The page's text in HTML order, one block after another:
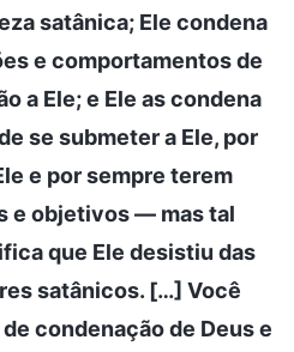
satânica; Ele condena
e comportamentos de
a Ele; e Ele as condena
se submeter a Ele, por
e por sempre terem
e objetivos — mas tal
que Ele desistiu das
satânicos. […] Você
condenação de Deus e